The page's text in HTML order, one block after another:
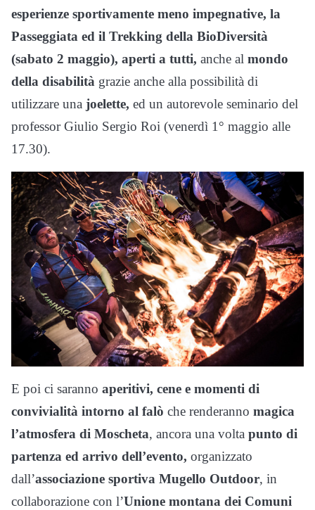
esperienze sportivamente meno impegnative, la
Passeggiata ed il Trekking della BioDiversità
(sabato 2 maggio), aperti a tutti, anche al mondo
della disabilità grazie anche alla possibilità di
utilizzare una joelette, ed un autorevole seminario del
professor Giulio Sergio Roi (venerdì 1° maggio alle
17.30).
E poi ci saranno aperitivi, cene e momenti di
convivialità intorno al falò che renderanno magica
l’atmosfera di Moscheta, ancora una volta punto di
partenza ed arrivo dell’evento, organizzato
dall’associazione sportiva Mugello Outdoor, in
collaborazione con l’Unione montana dei Comuni